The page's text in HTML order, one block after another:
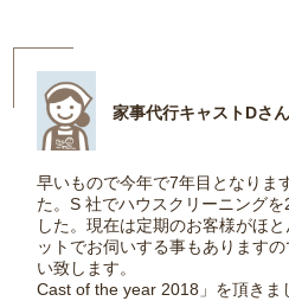
家事代行キャストDさ
早いもので今年で7年目となりま
た。S 社でハウスクリーニング
した。現在は定期のお客様がほ
ットでお伺いする事もあります
い致します。
Cast of the year 2018」を頂